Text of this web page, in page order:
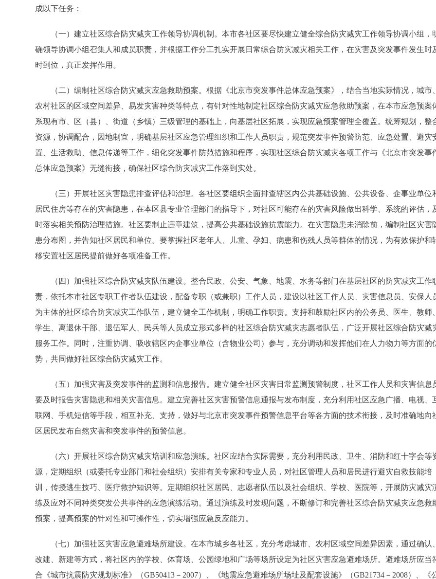
成以下任务：
（一）建立社区综合防灾减灾工作领导协调机制。本市各社区要尽快建立健全综合防灾减灾工作领导协调小组，
确领导协调小组召集人和成员职责，并根据工作分工扎实开展日常综合防灾减灾相关工作，在灾害及突发事件发生时
时到位，真正发挥作用。
（二）编制社区综合防灾减灾应急救助预案。根据《北京市突发事件总体应急预案》，结合当地实际情况，城市、
农村社区的区域空间差异、易发灾害种类等特点，有针对性地制定社区综合防灾减灾应急救助预案，在本市应急预案
系现有市、区（县）、街道（乡镇）三级管理的基础上，向基层社区拓展，实现应急预案管理全覆盖。统筹规划，整
资源，协调配合，因地制宜，明确基层社区应急管理组织和工作人员职责，规范突发事件预警防范、应急处置、避灾
置、生活救助、信息传递等工作，细化突发事件防范措施和程序，实现社区综合防灾减灾各项工作与《北京市突发事
总体应急预案》无缝衔接，确保社区综合防灾减灾工作落到实处。
（三）开展社区灾害隐患排查评估和治理。各社区要组织全面排查辖区内公共基础设施、公共设备、企事业单位
居民住房等存在的灾害隐患，在本区县专业管理部门的指导下，对社区可能存在的灾害风险做出科学、系统的评估，
时落实相关预防治理措施。社区要制止违章建筑，提高公共基础设施抗震能力。在灾害隐患未消除前，编制社区灾害
患分布图，并告知社区居民和单位。要掌握社区老年人、儿童、孕妇、病患和伤残人员等群体的情况，为有效保护和
移安置社区居民提前做好各项准备工作。
（四）加强社区综合防灾减灾队伍建设。整合民政、公安、气象、地震、水务等部门在基层社区的防灾减灾工作
责，依托本市社区专职工作者队伍建设，配备专职（或兼职）工作人员，建设以社区工作人员、灾害信息员、安保人
为主体的社区综合防灾减灾工作队伍，建立健全工作机制，明确工作职责。支持和鼓励社区内的公务员、医生、教师、
学生、离退休干部、退伍军人、民兵等人员成立形式多样的社区综合防灾减灾志愿者队伍，广泛开展社区综合防灾减
服务工作。同时，注重协调、吸收辖区内企事业单位（含物业公司）参与，充分调动和发挥他们在人力物力等方面的
势，共同做好社区综合防灾减灾工作。
（五）加强灾害及突发事件的监测和信息报告。建立健全社区灾害日常监测预警制度，社区工作人员和灾害信息
要及时报告灾害隐患和相关灾害信息。建立完善社区灾害预警信息通报与发布制度，充分利用社区应急广播、电视、
联网、手机短信等手段，相互补充、支持，做好与北京市突发事件预警信息平台等各方面的技术衔接，及时准确地向
区居民发布自然灾害和突发事件的预警信息。
（六）开展社区综合防灾减灾培训和应急演练。社区应结合实际需要，充分利用民政、卫生、消防和红十字会等
源，定期组织（或委托专业部门和社会组织）安排有关专家和专业人员，对社区管理人员和居民进行避灾自救技能培
训，传授逃生技巧、医疗救护知识等。定期组织社区居民、志愿者队伍以及社会组织、学校、医院等，开展防灾减灾
练及应对不同种类突发公共事件的应急演练活动。通过演练及时发现问题，不断修订和完善社区综合防灾减灾应急救
预案，提高预案的针对性和可操作性，切实增强应急反应能力。
（七）加强社区灾害应急避难场所建设。在本市城乡各社区，充分考虑城市、农村区域空间差异因素，通过确认、
改建、新建等方式，将社区内的学校、体育场、公园绿地和广场等场所设定为社区灾害应急避难场所。避难场所应当
合《城市抗震防灾规划标准》（GB50413－2007）、《地震应急避难场所场址及配套设施》（GB21734－2008）、《